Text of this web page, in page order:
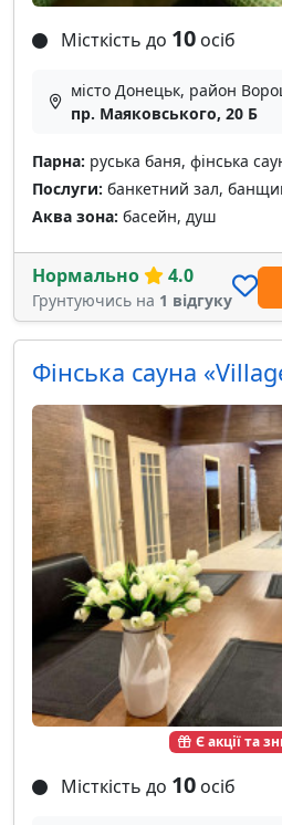
Місткість до 10 осіб
місто Донецьк, район
пр. Маяковського, 20 Б
Парна: руська баня, фінська
Послуги: банкетний зал,
Аква зона: басейн, душ
Нормально 4.0
Грунтуючись на 1 відгуку
Є акції та
Фінська сауна
Місткість до 10 осіб